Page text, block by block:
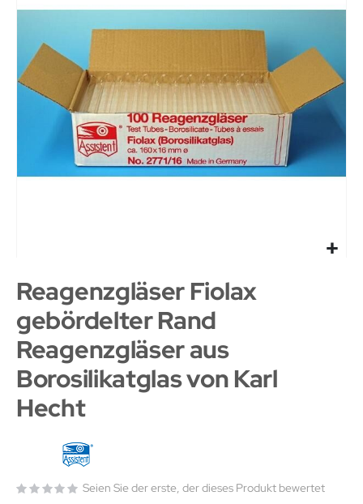
springen
Reagenzgläser Fiolax
gebördelter Rand
Reagenzgläser aus
Borosilikatglas von Karl
Hecht
Seien Sie der erste, der dieses Produkt bewertet